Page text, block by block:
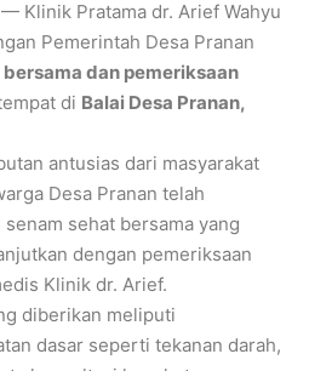
— Klinik Pratama dr. Arief Wahyu
Pemerintah Desa Pranan
bersama dan pemeriksaan
di Balai Desa Pranan,
antusias dari masyarakat
Desa Pranan telah
sehat bersama yang
dengan pemeriksaan
Klinik dr. Arief.
diberikan meliputi
dasar seperti tekanan darah,